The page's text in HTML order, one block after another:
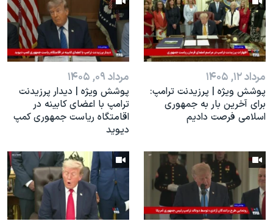
مرداد ۱۲, ۱۴۰۵
پوشش ویژه | پرزیدنت ترامپ:
برای آخرین بار به جمهوری
اسلامی فرصت دادیم
مرداد ۰۹, ۱۴۰۵
پوشش ویژه | دیدار پرزیدنت
ترامپ با اعضای کابینه در
اقامتگاه ریاست جمهوری کمپ
دیوید